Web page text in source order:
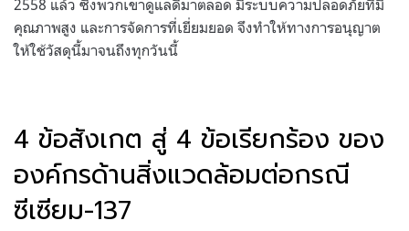
2558 แล้ว ซึ่งพวกเขาดูแลดีมาตลอด มีระบบความปลอดภัยที่มี
คุณภาพสูง และการจัดการที่เยี่ยมยอด จึงทำให้ทางการอนุญาต
ให้ใช้วัสดุนี้มาจนถึงทุกวันนี้
4 ข้อสังเกต สู่ 4 ข้อเรียกร้อง ของ
องค์กรด้านสิ่งแวดล้อมต่อกรณี
ซีเซียม-137